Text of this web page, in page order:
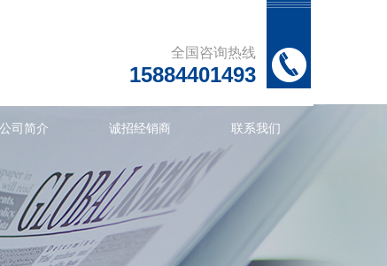
全国咨询热线
15884401493
公司简介 诚招经销商 联系我们